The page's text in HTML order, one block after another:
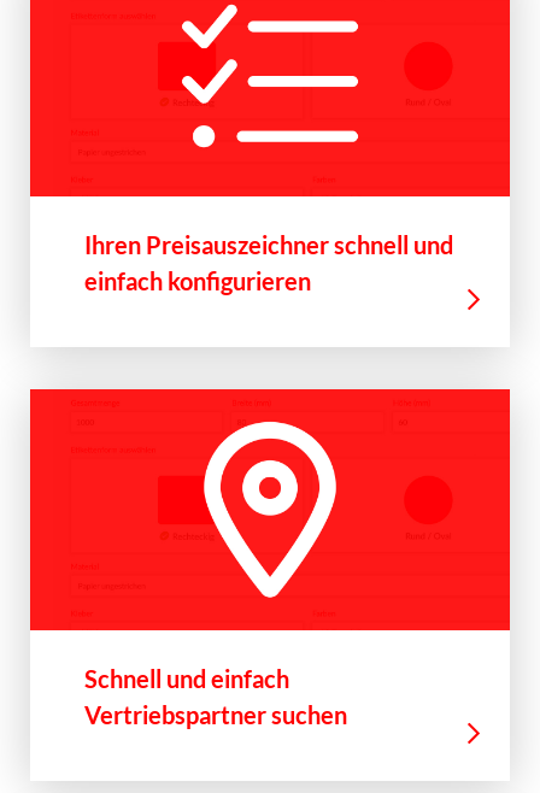
Ihren Preisauszeichner schnell und
einfach konfigurieren
Schnell und einfach
Vertriebspartner suchen